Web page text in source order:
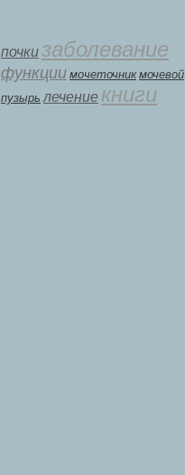
почкизаболевание
функции мοчеточник мочевой
пузырь лечение книги